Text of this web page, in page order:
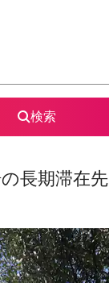
検索
長期滞在先
です。